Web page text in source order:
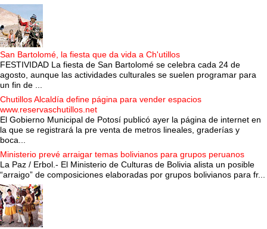
San Bartolomé, la fiesta que da vida a Ch'utillos
FESTIVIDAD La fiesta de San Bartolomé se celebra cada 24 de
agosto, aunque las actividades culturales se suelen programar para
un fin de ...
Chutillos Alcaldía define página para vender espacios
www.reservaschutillos.net
El Gobierno Municipal de Potosí publicó ayer la página de internet en
la que se registrará la pre venta de metros lineales, graderías y
boca...
Ministerio prevé arraigar temas bolivianos para grupos peruanos
La Paz / Erbol.- El Ministerio de Culturas de Bolivia alista un posible
“arraigo” de composiciones elaboradas por grupos bolivianos para fr...